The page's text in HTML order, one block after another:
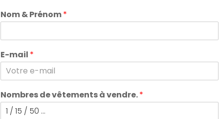
Nom & Prénom*
E-mail *
Nombres de vêtements à vendre.*